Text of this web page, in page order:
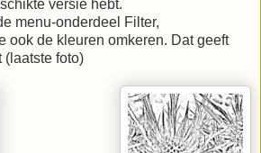
versie hebt.
menu-onderdeel Filter,
ook de kleuren omkeren. Dat geeft
(laatste foto)